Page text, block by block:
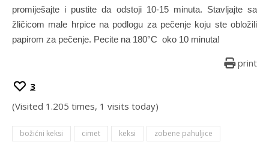
promiješajte i pustite da odstoji 10-15 minuta. Stavljajte sa
žličicom male hrpice na podlogu za pečenje koju ste obložili
papirom za pečenje. Pecite na 180°C oko 10 minuta!
print
3
(Visited 1.205 times, 1 visits today)
božićni keksi cimet keksi zobene pahuljice